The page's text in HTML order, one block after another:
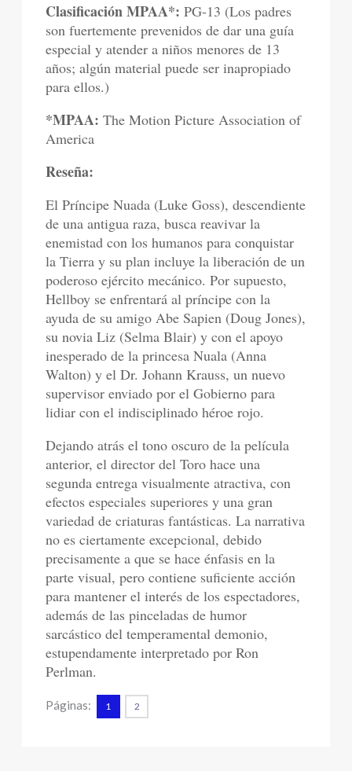
Clasificación MPAA*: PG-13 (Los padres
son fuertemente prevenidos de dar una guía
especial y atender a niños menores de 13
años; algún material puede ser inapropiado
para ellos.)
*MPAA: The Motion Picture Association of
America
Reseña:
El Príncipe Nuada (Luke Goss), descendiente
de una antigua raza, busca reavivar la
enemistad con los humanos para conquistar
la Tierra y su plan incluye la liberación de un
poderoso ejército mecánico. Por supuesto,
Hellboy se enfrentará al príncipe con la
ayuda de su amigo Abe Sapien (Doug Jones),
su novia Liz (Selma Blair) y con el apoyo
inesperado de la princesa Nuala (Anna
Walton) y el Dr. Johann Krauss, un nuevo
supervisor enviado por el Gobierno para
lidiar con el indisciplinado héroe rojo.
Dejando atrás el tono oscuro de la película
anterior, el director del Toro hace una
segunda entrega visualmente atractiva, con
efectos especiales superiores y una gran
variedad de criaturas fantásticas. La narrativa
no es ciertamente excepcional, debido
precisamente a que se hace énfasis en la
parte visual, pero contiene suficiente acción
para mantener el interés de los espectadores,
además de las pinceladas de humor
sarcástico del temperamental demonio,
estupendamente interpretado por Ron
Perlman.
Páginas: 1 2